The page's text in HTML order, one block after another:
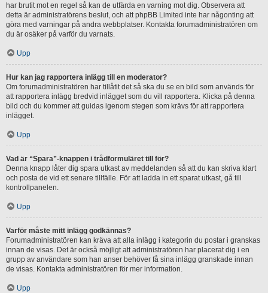
har brutit mot en regel så kan de utfärda en varning mot dig. Observera att
detta är administratörens beslut, och att phpBB Limited inte har någonting att
göra med varningar på andra webbplatser. Kontakta forumadministratören om
du är osäker på varför du varnats.
Upp
Hur kan jag rapportera inlägg till en moderator?
Om forumadministratören har tillåtit det så ska du se en bild som används för
att rapportera inlägg bredvid inlägget som du vill rapportera. Klicka på denna
bild och du kommer att guidas igenom stegen som krävs för att rapportera
inlägget.
Upp
Vad är “Spara”-knappen i trådformuläret till för?
Denna knapp låter dig spara utkast av meddelanden så att du kan skriva klart
och posta de vid ett senare tillfälle. För att ladda in ett sparat utkast, gå till
kontrollpanelen.
Upp
Varför måste mitt inlägg godkännas?
Forumadministratören kan kräva att alla inlägg i kategorin du postar i granskas
innan de visas. Det är också möjligt att administratören har placerat dig i en
grupp av användare som han anser behöver få sina inlägg granskade innan
de visas. Kontakta administratören för mer information.
Upp